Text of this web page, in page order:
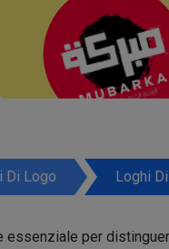
Di Logo Loghi
essenziale per